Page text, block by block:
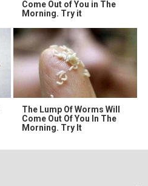
Come Out of You in The
Morning. Try it
The Lump Of Worms Will
Come Out Of You In The
Morning. Try It